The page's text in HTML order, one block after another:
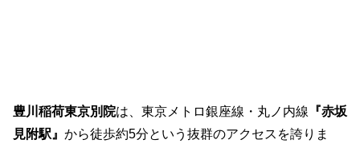
豊川稲荷東京別院は、東京メトロ銀座線・丸ノ内線 『赤坂
見附駅』 から徒歩約5分という抜群のアクセスを誇りま